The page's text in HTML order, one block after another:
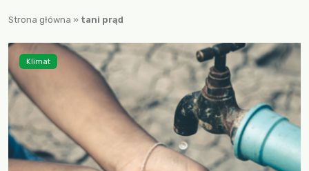
Strona główna » tani prąd
Klimat